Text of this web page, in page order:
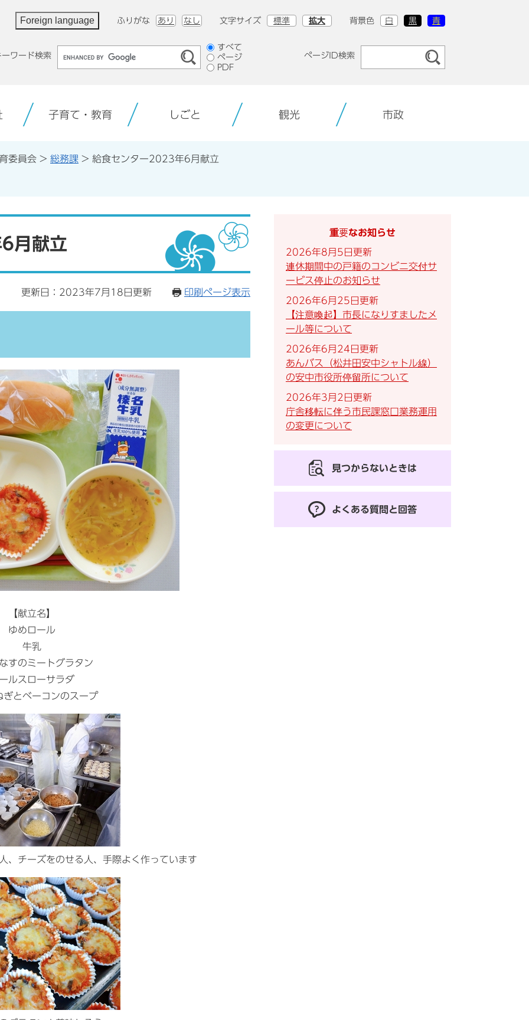
Foreign language ふりがな あり なし 文字サイズ 標準 拡大 背景色 白 黒 青
ーワード検索
検
索
対
すべて
ページ
PDF
ページID検索
子育て・教育 しごと 観光 市政
委員会 > 総務課 > 給食センター2023年6月献立
月献立
更新日：2023年7月18日更新 印刷ページ表示
【献立名】
ゆめロール
牛乳
すのミートグラタン
ルスローサラダ
ぎとベーコンのスープ
、チーズをのせる人、手際よく作っています
重要なお知らせ
2026年8月5日更新
連休期間中の戸籍のコンビニ交付サ
ービス停止のお知らせ
2026年6月25日更新
【注意喚起】市長になりすましたメ
ール等について
2026年6月24日更新
あんバス（松井田安中シャトル線）
の安中市役所停留所について
2026年3月2日更新
庁舎移転に伴う市民課窓口業務運用
の変更について
見つからないときは
よくある質問と回答